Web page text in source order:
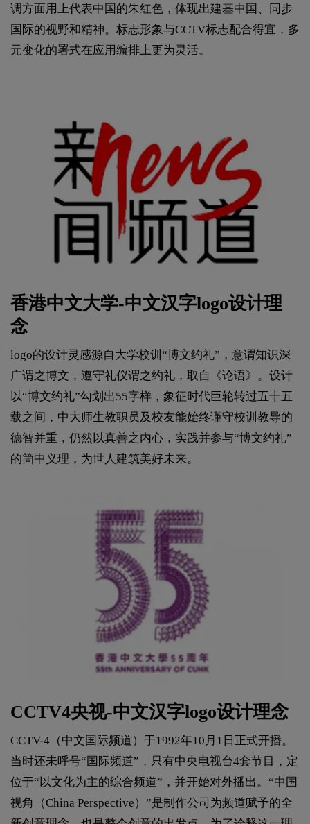
调方面用上代表中国的朱红色，体现出建基中国、同步
国际的视野和精神。标志形象与CCTV标志配合得宜，多
元变化的署式在应用编排上更为灵活。
香港中文大学-中文汉字logo设计理
念
logo的设计灵感源自大学校训“博文约礼”，意谓知识深
广谓之博文，遵守礼仪谓之约礼，取自《论语》。设计
以“博文约礼”勾划出55字样，象征时代巨轮转过五十五
载之间，中大师生教职员及校友能始终谨守校训教导的
德智并重，仍然以真善之内心，实践并参与“博文约礼”
的箇中义理，为世人建筑美好未来。
CCTV4央视-中文汉字logo设计理念
CCTV-4（中文国际频道）于1992年10月1日正式开播。
当时还未呼号“国际频道”，只有中央电视台4套节目，定
位于“以文化为主的综合频道”，并开始对外播出。“中国
视角（China Perspective）”是制作公司为频道赋予的全